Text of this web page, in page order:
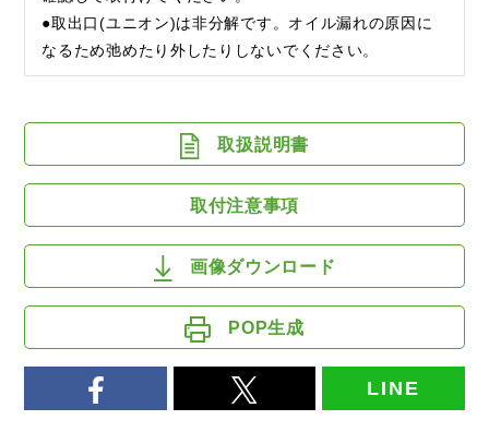
●取出口(ユニオン)は非分解です。オイル漏れの原因に
なるため弛めたり外したりしないでください。
取扱説明書
取付注意事項
画像ダウンロード
POP生成
LINE